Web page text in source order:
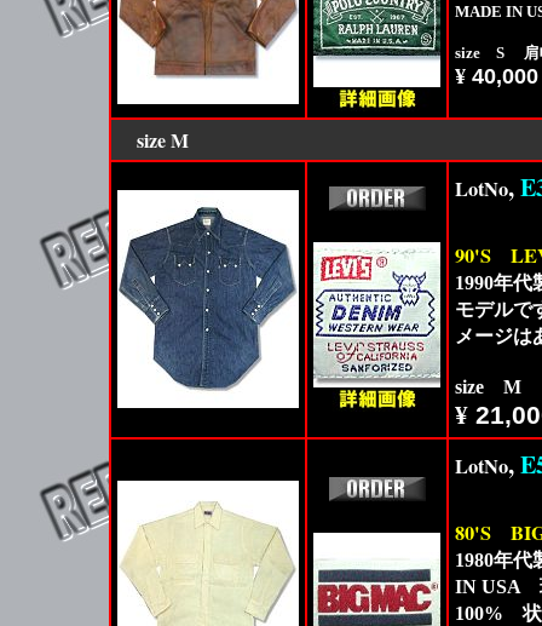
MADE IN
size S 肩
¥ 40,000
sizeM
LotNo,
90'S
1990年
モデルで
メージは
size M
¥
LotNo,
80'S
1980年
IN USA
100% 状